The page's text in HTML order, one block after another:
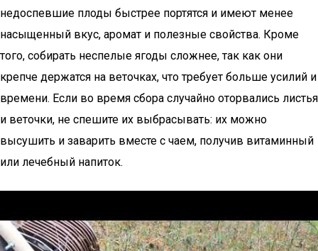
недоспевшие плоды быстрее портятся и имеют менее
насыщенный вкус, аромат и полезные свойства. Кроме
того, собирать неспелые ягоды сложнее, так как они
крепче держатся на веточках, что требует больше усилий и
времени. Если во время сбора случайно оторвались листья
и веточки, не спешите их выбрасывать: их можно
высушить и заварить вместе с чаем, получив витаминный
или лечебный напиток.